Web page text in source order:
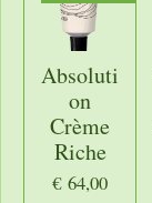
Absoluti
on
Crème
Riche
€ 64,00